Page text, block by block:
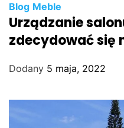
Blog Meble
Urządzanie
zdecydować się
Dodany 5 maja, 2022